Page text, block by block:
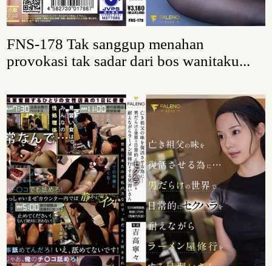
FNS-178 Tak sanggup menahan
provokasi tak sadar dari bos wanitaku...